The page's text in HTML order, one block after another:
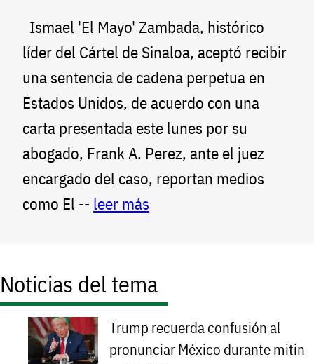
Ismael 'El Mayo' Zambada, histórico
líder del Cártel de Sinaloa, aceptó recibir
una sentencia de cadena perpetua en
Estados Unidos, de acuerdo con una
carta presentada este lunes por su
abogado, Frank A. Perez, ante el juez
encargado del caso, reportan medios
como El -- leer más
Noticias del tema
Trump recuerda confusión al
pronunciar México durante mitin